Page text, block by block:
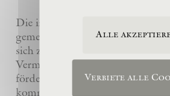
Die im Jahre 2017 von Anselm
gemeinnützige Eschaton
sich zur Aufgabe gemacht, das
Vermächtnis ihres Gründers
fördern und sein Atelier La
kommende Generationen zu
Alle
Verbiete alle